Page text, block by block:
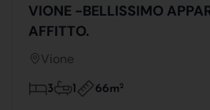
VIONE -BELLISSIMO
AFFITTO.
Vione
3 1 66m2